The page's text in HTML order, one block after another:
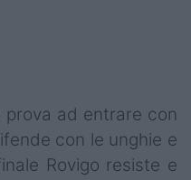
prova ad entrare con
con le unghie e
Rovigo resiste e